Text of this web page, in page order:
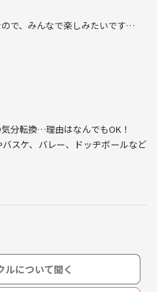
で、みんなで楽しみたいです
分転換…理由はなんでもOK！
スケ、バレー、ドッヂボールなど
歓迎🙌
ルについて聞く